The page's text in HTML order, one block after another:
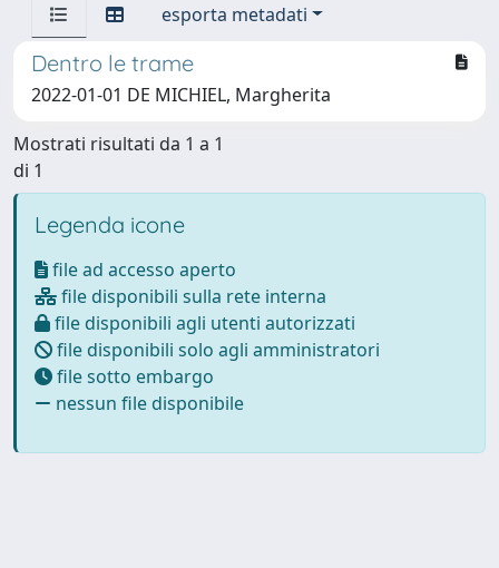
esporta metadati
Dentro le trame
2022-01-01 DE MICHIEL, Margherita
Mostrati risultati da 1 a 1
di 1
Legenda icone
file ad accesso aperto
file disponibili sulla rete interna
file disponibili agli utenti autorizzati
file disponibili solo agli amministratori
file sotto embargo
nessun file disponibile